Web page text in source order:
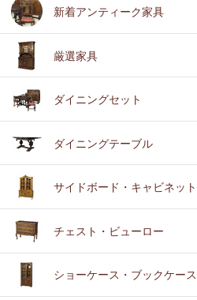
新着アンティーク家具
厳選家具
ダイニングセット
ダイニングテーブル
サイドボード・キャビネット
チェスト・ビューロー
ショーケース・ブックケース